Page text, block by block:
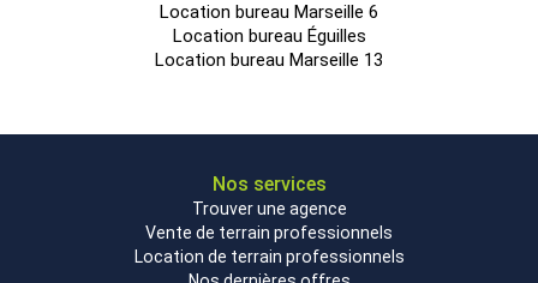
Location bureau Marseille 6
Location bureau Éguilles
Location bureau Marseille 13
Nos services
Trouver une agence
Vente de terrain professionnels
Location de terrain professionnels